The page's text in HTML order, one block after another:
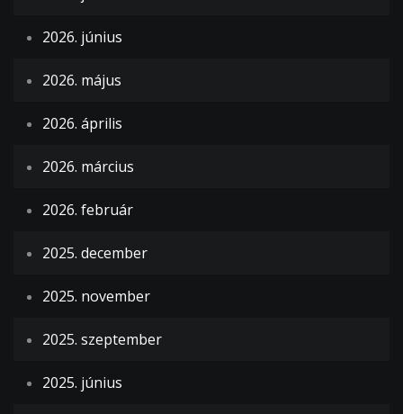
2026. június
2026. május
2026. április
2026. március
2026. február
2025. december
2025. november
2025. szeptember
2025. június